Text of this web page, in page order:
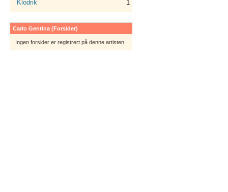
Klodrik
1
Carlo Gentina (Forsider)
Ingen forsider er registrert på denne artisten.